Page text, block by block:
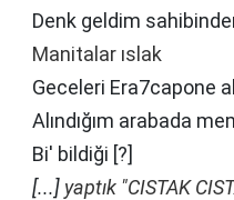
Denk geldim
Manitalar ıslak
Geceleri Era7capone
Alındığım arabada
Bi' bildiği [?]
[...] yaptık "CISTAK